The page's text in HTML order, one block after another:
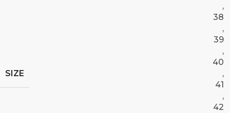
SIZE
,
38
,
39
,
40
,
41
,
42